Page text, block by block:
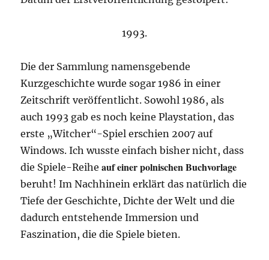
1993.
Die der Sammlung namensgebende
Kurzgeschichte wurde sogar 1986 in einer
Zeitschrift veröffentlicht. Sowohl 1986, als
auch 1993 gab es noch keine Playstation, das
erste „Witcher“-Spiel erschien 2007 auf
Windows. Ich wusste einfach bisher nicht, dass
die Spiele-Reiheauf einer polnischen Buchvorlage
beruht! Im Nachhinein erklärt das natürlich die
Tiefe der Geschichte, Dichte der Welt und die
dadurch entstehende Immersion und
Faszination, die die Spiele bieten.